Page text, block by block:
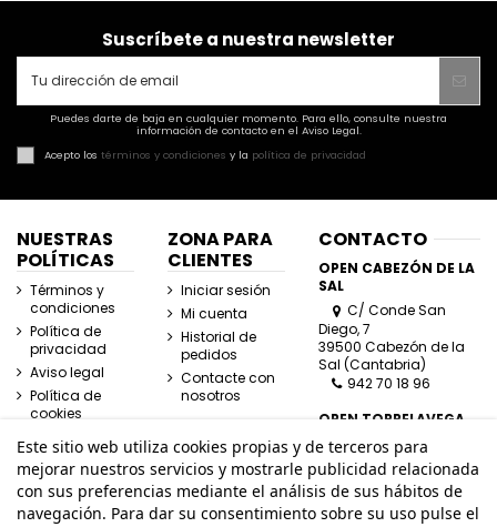
Suscríbete a nuestra newsletter
Puedes darte de baja en cualquier momento. Para ello, consulte nuestra
información de contacto en el Aviso Legal.
Acepto los términos y condiciones y la política de privacidad
NUESTRAS
POLÍTICAS
Términos y
condiciones
Política de
privacidad
Aviso legal
Política de
cookies
ZONA PARA
CLIENTES
Iniciar sesión
Mi cuenta
Historial de
pedidos
Contacte con
nosotros
CONTACTO
OPEN CABEZÓN DE LA
SAL
C/ Conde San
Diego, 7
39500 Cabezón de la
Sal (Cantabria)
942 70 18 96
OPEN TORRELAVEGA
C/ José Posada
Herrera, Esquina
Lasaga Larreta
39300 Torrelavega
(Cantabria)
Este sitio web utiliza cookies propias y de terceros para
mejorar nuestros servicios y mostrarle publicidad relacionada
con sus preferencias mediante el análisis de sus hábitos de
navegación. Para dar su consentimiento sobre su uso pulse el